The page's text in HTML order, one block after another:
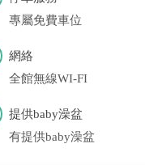
專屬免費車位
網絡
全館無線WI-FI
提供baby澡盆
有提供baby澡盆